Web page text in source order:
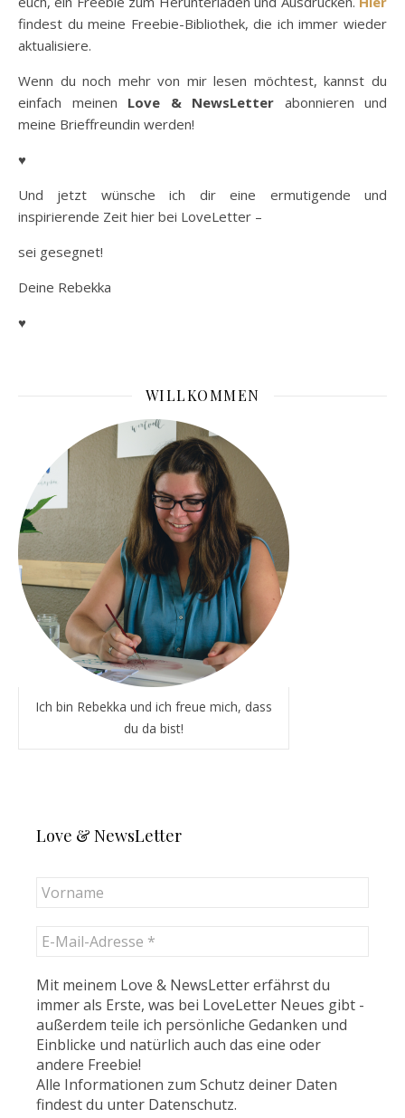
findest du meine Freebie-Bibliothek, die ich immer wieder
aktualisiere.
Wenn du noch mehr von mir lesen möchtest, kannst du
einfach meinen Love & NewsLetter abonnieren und
meine Brieffreundin werden!
♥
Und jetzt wünsche ich dir eine ermutigende und
inspirierende Zeit hier bei LoveLetter –
sei gesegnet!
Deine Rebekka
♥
WILLKOMMEN
Ich bin Rebekka und ich freue mich, dass
du da bist!
Love & NewsLetter
Mit meinem Love & NewsLetter erfährst du
immer als Erste, was bei LoveLetter Neues gibt -
außerdem teile ich persönliche Gedanken und
Einblicke und natürlich auch das eine oder
andere Freebie!
Alle Informationen zum Schutz deiner Daten
findest du unter Datenschutz.